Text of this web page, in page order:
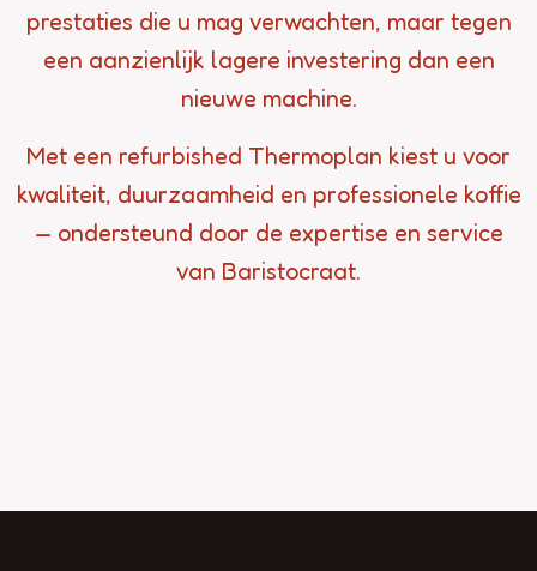
prestaties die u mag verwachten, maar tegen
een aanzienlijk lagere investering dan een
nieuwe machine.
Met een refurbished Thermoplan kiest u voor
kwaliteit, duurzaamheid en professionele koffie
— ondersteund door de expertise en service
van Baristocraat.